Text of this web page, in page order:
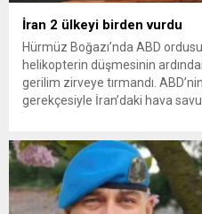
İran 2 ülkeyi birden vurdu
Hürmüz Boğazı’nda ABD
helikopterin düşmesinin
gerilim zirveye tırmandı.
gerekçesiyle İran’daki hava
yeni bir ABD saldırısına anında